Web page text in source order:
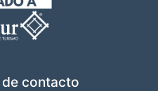
contacto